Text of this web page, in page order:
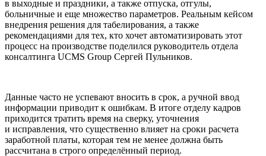
в выходные и праздники, а также отпуска, отгулы,
больничные и еще множество параметров. Реальным кейсом
внедрения решения для табелирования, а также
рекомендациями для тех, кто хочет автоматизировать этот
процесс на производстве поделился руководитель отдела
консалтинга UCMS Group Сергей Пульников.
Данные часто не успевают вносить в срок, а ручной ввод
информации приводит к ошибкам. В итоге отделу кадров
приходится тратить время на сверку, уточнения
и исправления, что существенно влияет на сроки расчета
заработной платы, которая тем не менее должна быть
рассчитана в строго определённый период.